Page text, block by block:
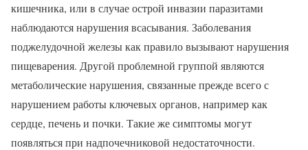
кишечника, или в случае острой инвазии паразитами
наблюдаются нарушения всасывания. Заболевания
поджелудочной железы как правило вызывают нарушения
пищеварения. Другой проблемной группой являются
метаболические нарушения, связанные прежде всего с
нарушением работы ключевых органов, например как
сердце, печень и почки. Такие же симптомы могут
появляться при надпочечниковой недостаточности.